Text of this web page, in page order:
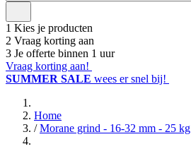
1 Kies je producten
2 Vraag korting aan
3 Je offerte binnen 1 uur
Vraag korting aan!
SUMMER SALE wees er snel bij!
Home
/ Morane grind - 16-32 mm - 25 kg